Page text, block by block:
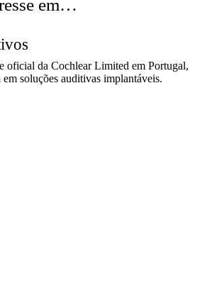
em…​
oficial da Cochlear Limited em Portugal,
soluções auditivas implantáveis.